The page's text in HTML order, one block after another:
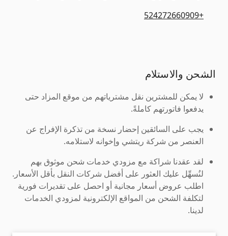
+524272660909
الشحن والاستلام
لا يمكن للمشترين نقل مشترياتهم من موقع المزاد حتى
يدفعوا فاتورتهم كاملةً.
يجب على السائقين إحضار نسخة من تذكرة الإفراج عن
العنصر من شركة ريتشي وإخوانه لاستلامه.
لقد عقدنا شراكة مع مزودي خدمات شحن موثوق بهم
لنُسهِّل عليك العثور على أفضل شركات النقل بأقل الأسعار.
اطلب عروض أسعار مجانية أو احصل على تقديرات فورية
لتكلفة الشحن من المواقع الإلكترونية لمزودي الخدمات
لدينا.